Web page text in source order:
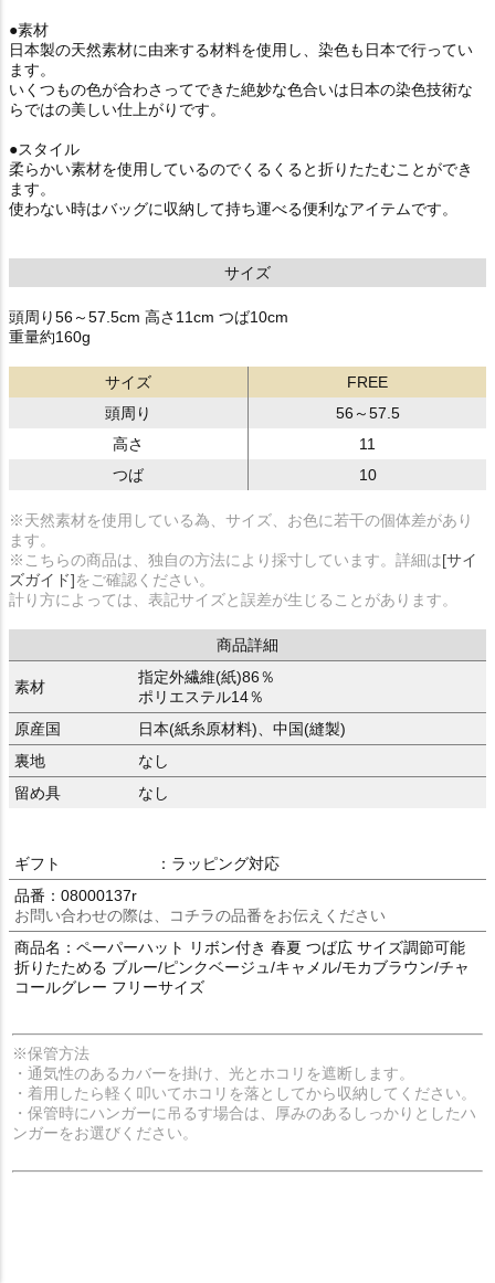
●素材
日本製の天然素材に由来する材料を使用し、染色も日本で行ってい
ます。
いくつもの色が合わさってできた絶妙な色合いは日本の染色技術な
らではの美しい仕上がりです。
●スタイル
柔らかい素材を使用しているのでくるくると折りたたむことができ
ます。
使わない時はバッグに収納して持ち運べる便利なアイテムです。
サイズ
頭周り56～57.5cm 高さ11cm つば10cm
重量約160g
サイズ
FREE
頭周り
56～57.5
高さ
11
つば
10
※天然素材を使用している為、サイズ、お色に若干の個体差があり
ます。
※こちらの商品は、独自の方法により採寸しています。詳細は[サイ
ズガイド]をご確認ください。
計り方によっては、表記サイズと誤差が生じることがあります。
商品詳細
素材
指定外繊維(紙)86％
ポリエステル14％
原産国
日本(紙糸原材料)、中国(縫製)
裏地
なし
留め具
なし
ギフト
：ラッピング対応
品番：08000137r
お問い合わせの際は、コチラの品番をお伝えください
商品名：ペーパーハット リボン付き 春夏 つば広 サイズ調節可能
折りたためる ブルー/ピンクベージュ/キャメル/モカブラウン/チャ
コールグレー フリーサイズ
※保管方法
・通気性のあるカバーを掛け、光とホコリを遮断します。
・着用したら軽く叩いてホコリを落としてから収納してください。
・保管時にハンガーに吊るす場合は、厚みのあるしっかりとしたハ
ンガーをお選びください。